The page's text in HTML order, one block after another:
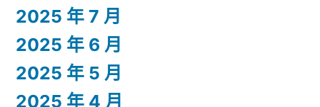
2025 年 7 月
2025 年 6 月
2025 年 5 月
2025 年 4 月